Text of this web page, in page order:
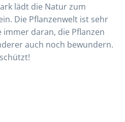
lädt die Natur zum
Die Pflanzenwelt ist sehr
daran, die Pflanzen
auch noch bewundern.